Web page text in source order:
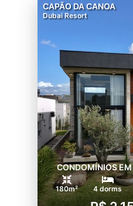
CAPÃO DA CANOA
Dubai Resort
CONDOMÍNIOS
180m² 4 dorms